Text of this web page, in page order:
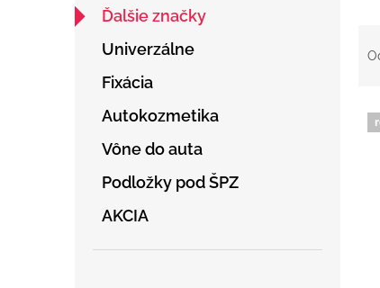
Ďalšie značky
Univerzálne
Fixácia
Autokozmetika
Vône do auta
Podložky pod ŠPZ
AKCIA
V